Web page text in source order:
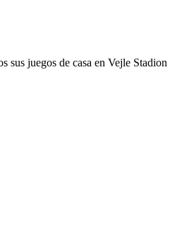
juegos de casa en Vejle